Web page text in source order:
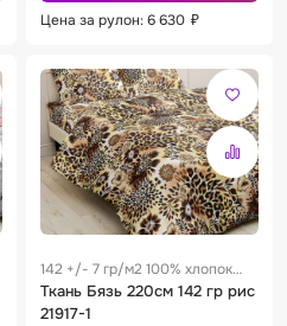
Цена за рулон: 6 630 ₽
142 +/- 7 гр/м2 100% хлопок
0.29 м
Ткань Бязь 220см 142 гр рис
21917-1